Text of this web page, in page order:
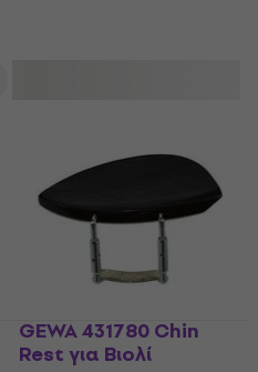
GEWA 431780 Chin
Rest για Βιολί